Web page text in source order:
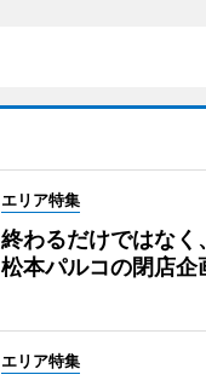
エリア特集
終わるだけではなく
松本パルコの閉店企
エリア特集